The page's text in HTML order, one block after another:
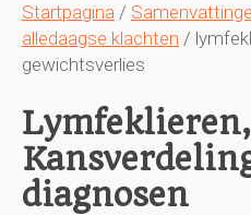
Startpagina /
alledaagse klachten /
gewichtsverlies
diagnosen